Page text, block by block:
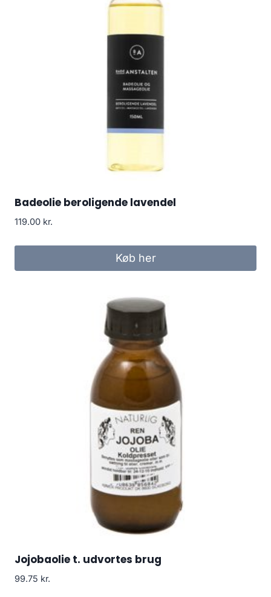
Badeolie beroligende lavendel
119.00 kr.
Køb her
Jojobaolie t. udvortes brug
99.75 kr.